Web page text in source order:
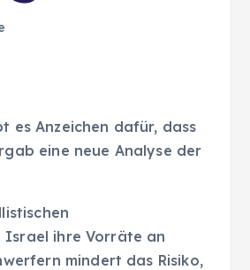
es Anzeichen dafür, dass
eine neue Analyse der
Israel ihre Vorräte an
mindert das Risiko,